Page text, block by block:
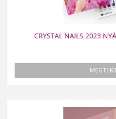
CRYSTAL NAILS 2023